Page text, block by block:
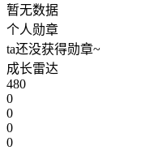
暂无数据
个人勋章
ta还没获得勋章~
成长雷达
480
0
0
0
0